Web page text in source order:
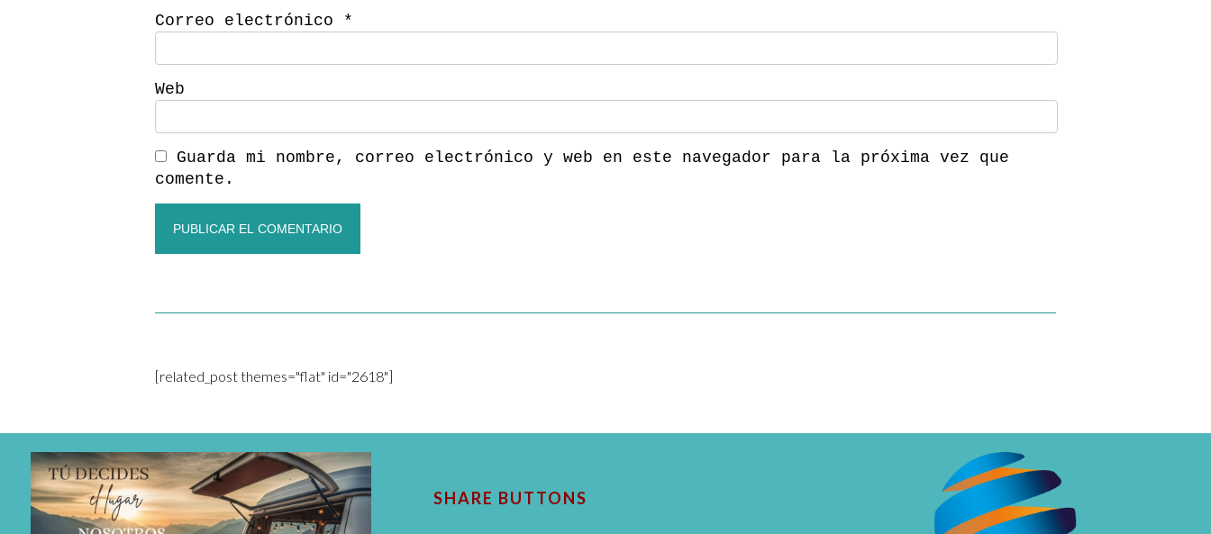
Correo electrónico *
Web
Guarda mi nombre, correo electrónico y web en este navegador para la próxima vez que
comente.
[related_post themes="flat" id="2618"]
SHARE BUTTONS